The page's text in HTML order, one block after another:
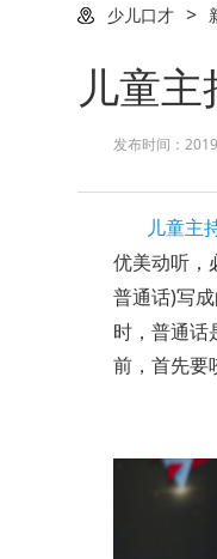
少儿口才 >
儿童
发布时间：
儿童主
优美动听，
普通话)写
时，普通话
前，首先要